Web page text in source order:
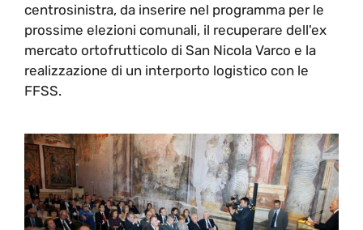
centrosinistra, da inserire nel programma per le
prossime elezioni comunali, il recuperare dell'ex
mercato ortofrutticolo di San Nicola Varco e la
realizzazione di un interporto logistico con le
FFSS.